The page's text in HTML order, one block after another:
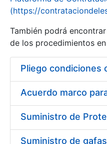
(https://
También podrá
de los procedimientos en